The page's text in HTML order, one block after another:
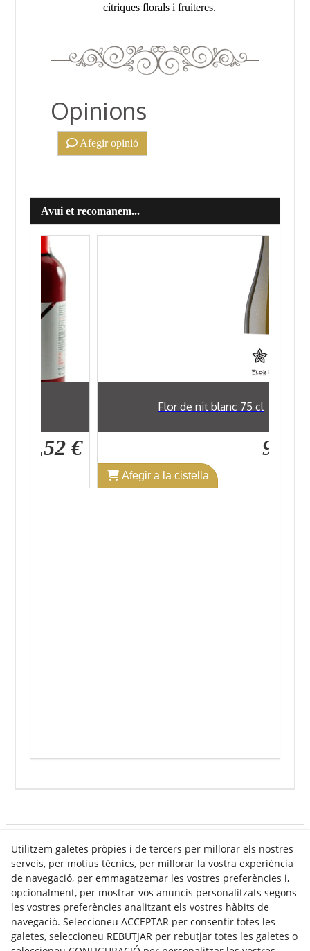
cítriques florals i fruiteres.
Opinions
Afegir opinió
Avui et recomanem...
7,52 €
Flor de nit blanc 75 cl
9,89 €
Afegir a la cistella
Info venda online
Contacte
Av. Tarragona, s/n
Utilitzem galetes pròpies i de tercers per millorar els nostres
serveis, per motius tècnics, per millorar la vostra experiència
de navegació, per emmagatzemar les vostres preferències i,
opcionalment, per mostrar-vos anuncis personalitzats segons
les vostres preferències analitzant els vostres hàbits de
navegació. Seleccioneu ACCEPTAR per consentir totes les
galetes, seleccioneu REBUTJAR per rebutjar totes les galetes o